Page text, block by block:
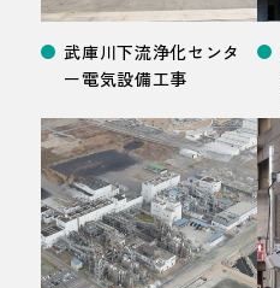
武庫川下流浄化センタ
ー電気設備工事